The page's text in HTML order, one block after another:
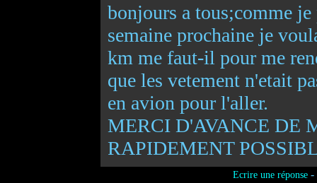
bonjours a tous;comme
semaine prochaine je
km me faut-il pour me
que les vetement n'etait
en avion pour l'aller.
MERCI D'AVANCE DE
RAPIDEMENT
Ecrire une réponse-